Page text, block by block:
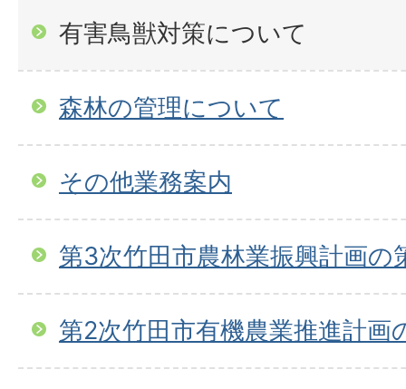
有害鳥獣対策について
森林の管理について
その他業務案内
第3次竹田市農林業振興計画の
第2次竹田市有機農業推進計画